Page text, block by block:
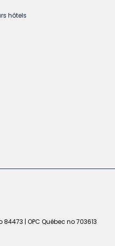
hôtels
| OPC Québec no 703613